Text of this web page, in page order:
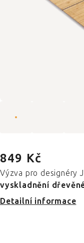
849 Kč
Výzva pro designéry
vyskladnění
Detailní informace